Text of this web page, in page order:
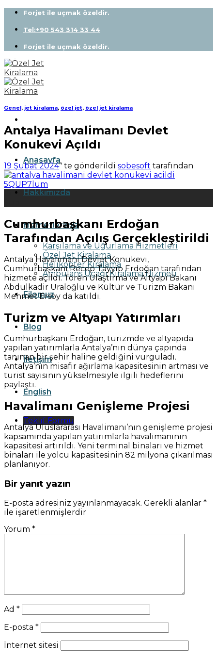
Skip
content
Forjet ile uçmak özeldir.
Tel:+90 543 314 33 44
Forjet ile uçmak özeldir.
Anasayfa
Hakkımızda
Hizmetlerimiz
Karşılama ve Uğurlama Hizmetleri
Özel Jet Kiralama
Helikopter Kiralama
Ambulans Uçağı Kiralama Hizmeti
Filomuz
Blog
İletişim
English
Teklif Formu
Genel, jet kiralama, özel jet, özel jet kiralama
Antalya Havalimanı Devlet
Konukevi Açıldı
19 Şubat 2024’' te gönderildi sobesoft tarafından
Cumhurbaşkanı Erdoğan
Tarafından Açılış Gerçekleştirildi
Antalya Havalimanı Devlet Konukevi,
Cumhurbaşkanı Recep Tayyip Erdoğan tarafından
hizmete açıldı. Tören Ulaştırma ve Altyapı Bakanı
Abdulkadir Uraloğlu ve Kültür ve Turizm Bakanı
Mehmet Ersoy da katıldı.
Turizm ve Altyapı Yatırımları
Cumhurbaşkanı Erdoğan, turizmde ve altyapıda
yapılan yatırımlarla Antalya’nın dünya çapında
tanınan bir şehir haline geldiğini vurguladı.
Antalya’nın misafir ağırlama kapasitesinin artması ve
turist sayısının yükselmesiyle ilgili hedeflerini
paylaştı.
Havalimanı Genişleme Projesi
Antalya Uluslararası Havalimanı’nın genişleme projesi
kapsamında yapılan yatırımlarla havalimanının
kapasitesi artırıldı. Yeni terminal binaları ve hizmet
binaları ile yolcu kapasitesinin 82 milyona çıkarılması
planlanıyor.
Bir yanıt yazın
E-posta adresiniz yayınlanmayacak. Gerekli alanlar *
ile işaretlenmişlerdir
Yorum *
Ad *
E-posta *
İnternet sitesi